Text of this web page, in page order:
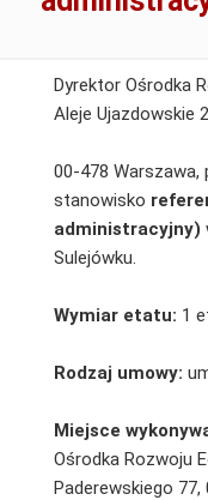
Dyrektor Ośrodka
Aleje Ujazdowskie
00-478 Warszawa,
stanowisko
administracyjny)
Sulejówku.
Wymiar etatu: 1
Rodzaj umowy:
Miejsce
Ośrodka Rozwoju
Paderewskiego 77,